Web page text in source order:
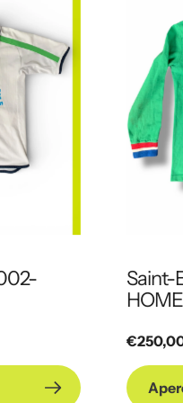
Saint-
HOME
Prix
habituel